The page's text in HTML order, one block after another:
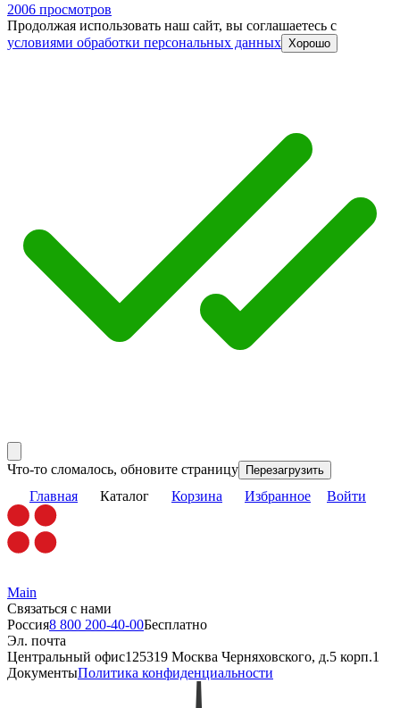
2006 просмотров
Продолжая использовать наш сайт, вы соглашаетесь c
условиями обработки персональных данных Хорошо
Что-то сломалось, обновите страницу Перезагрузить
Главная Каталог Корзина Избранное Войти
Main
Связаться с нами
Россия8 800 200-40-00Бесплатно
Эл. почта
Центральный офис125319 Москва Черняховского, д.5 корп.1
ДокументыПолитика конфиденциальности